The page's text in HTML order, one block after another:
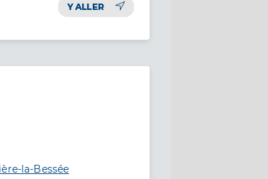
Y ALLER
la-Bessée